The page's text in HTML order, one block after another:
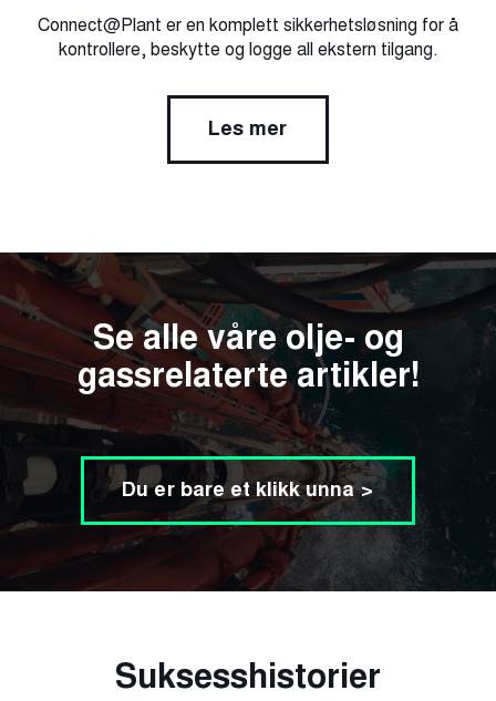
Connect@Plant er en komplett sikkerhetsløsning for å
kontrollere, beskytte og logge all ekstern tilgang.
Les mer
Du er bare et klikk unna >
Se alle våre olje- og
gassrelaterte artikler!
Suksesshistorier